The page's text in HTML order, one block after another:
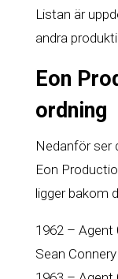
Listan är
andra
Eon
ordning
Nedanför ser
Eon
ligger bakom
1962 – Agent
Sean Connery